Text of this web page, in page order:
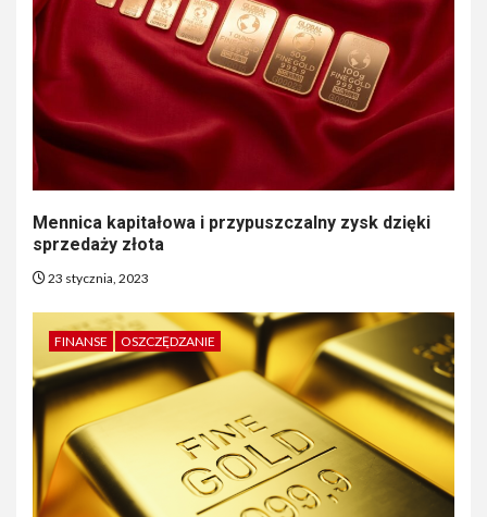
Mennica kapitałowa i przypuszczalny zysk dzięki
sprzedaży złota
23 stycznia, 2023
FINANSE OSZCZĘDZANIE